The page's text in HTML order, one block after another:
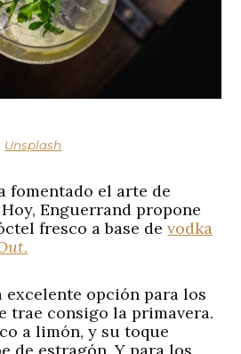
Unsplash
fomentado el arte de
Enguerrand propone
fresco a base devodka
excelente opción para los
trae consigo la primavera.
a limón, y su toque
de estragón. Y para los